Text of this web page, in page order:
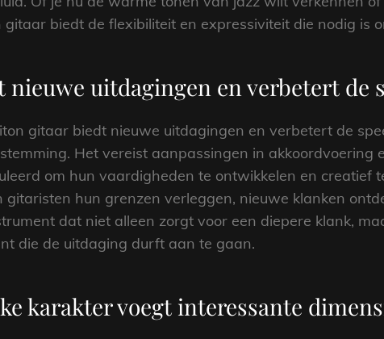
gitaar biedt de flexibiliteit en expressiviteit die nodig is
nieuwe uitdagingen en verbetert de
gitaar biedt nieuwe uitdagingen en verbetert de
Het vereist aanpassingen in akkoordvoering
om hun vaardigheden te ontwikkelen en creatief
gitaristen hun grenzen verleggen, nieuwe klanken
dat niet alleen zorgt voor een diepere klank,
die de uitdaging durft aan te gaan.
karakter voegt interessante